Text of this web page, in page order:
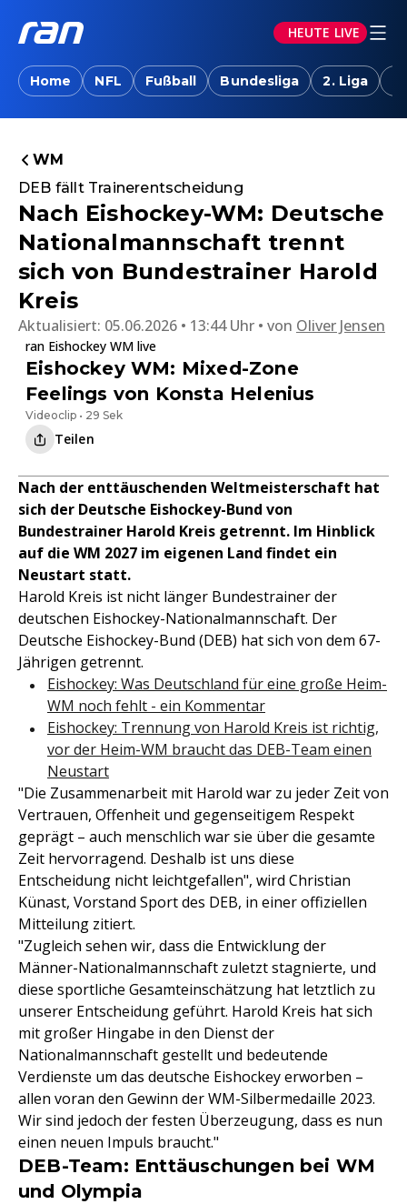
HEUTE LIVE
Home NFL Fußball Bundesliga 2. Liga
WM
DEB fällt Trainerentscheidung
Nach Eishockey-WM: Deutsche
Nationalmannschaft trennt
sich von Bundestrainer Harold
Kreis
Aktualisiert: 05.06.2026 • 13:44 Uhr von Oliver Jensen
ran Eishockey WM live
Eishockey WM: Mixed-Zone
Feelings von Konsta Helenius
Videoclip • 29 Sek
Teilen
Nach der enttäuschenden Weltmeisterschaft hat
sich der Deutsche Eishockey-Bund von
Bundestrainer Harold Kreis getrennt. Im Hinblick
auf die WM 2027 im eigenen Land findet ein
Neustart statt.
Harold Kreis ist nicht länger Bundestrainer der
deutschen Eishockey-Nationalmannschaft. Der
Deutsche Eishockey-Bund (DEB) hat sich von dem 67-
Jährigen getrennt.
Eishockey: Was Deutschland für eine große Heim-
WM noch fehlt - ein Kommentar
Eishockey: Trennung von Harold Kreis ist richtig,
vor der Heim-WM braucht das DEB-Team einen
Neustart
"Die Zusammenarbeit mit Harold war zu jeder Zeit von
Vertrauen, Offenheit und gegenseitigem Respekt
geprägt – auch menschlich war sie über die gesamte
Zeit hervorragend. Deshalb ist uns diese
Entscheidung nicht leichtgefallen", wird Christian
Künast, Vorstand Sport des DEB, in einer offiziellen
Mitteilung zitiert.
"Zugleich sehen wir, dass die Entwicklung der
Männer-Nationalmannschaft zuletzt stagnierte, und
diese sportliche Gesamteinschätzung hat letztlich zu
unserer Entscheidung geführt. Harold Kreis hat sich
mit großer Hingabe in den Dienst der
Nationalmannschaft gestellt und bedeutende
Verdienste um das deutsche Eishockey erworben –
allen voran den Gewinn der WM-Silbermedaille 2023.
Wir sind jedoch der festen Überzeugung, dass es nun
einen neuen Impuls braucht."
DEB-Team: Enttäuschungen bei WM
und Olympia